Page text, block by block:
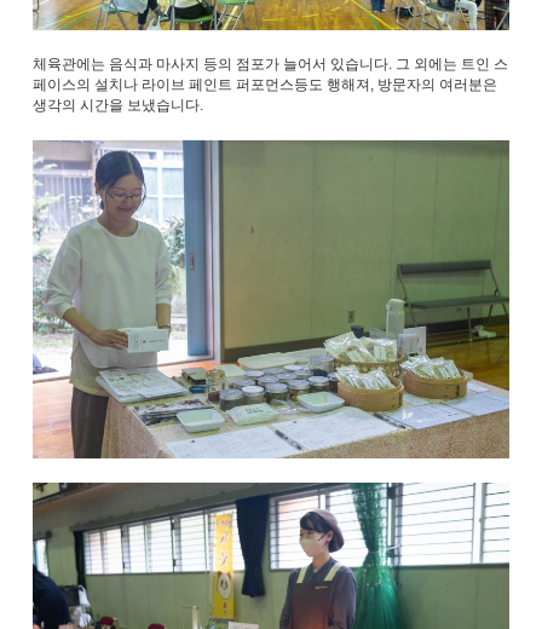
체육관에는 음식과 마사지 등의 점포가 늘어서 있습니다. 그 외에는 트인 스
페이스의 설치나 라이브 페인트 퍼포먼스등도 행해져, 방문자의 여러분은
생각의 시간을 보냈습니다.